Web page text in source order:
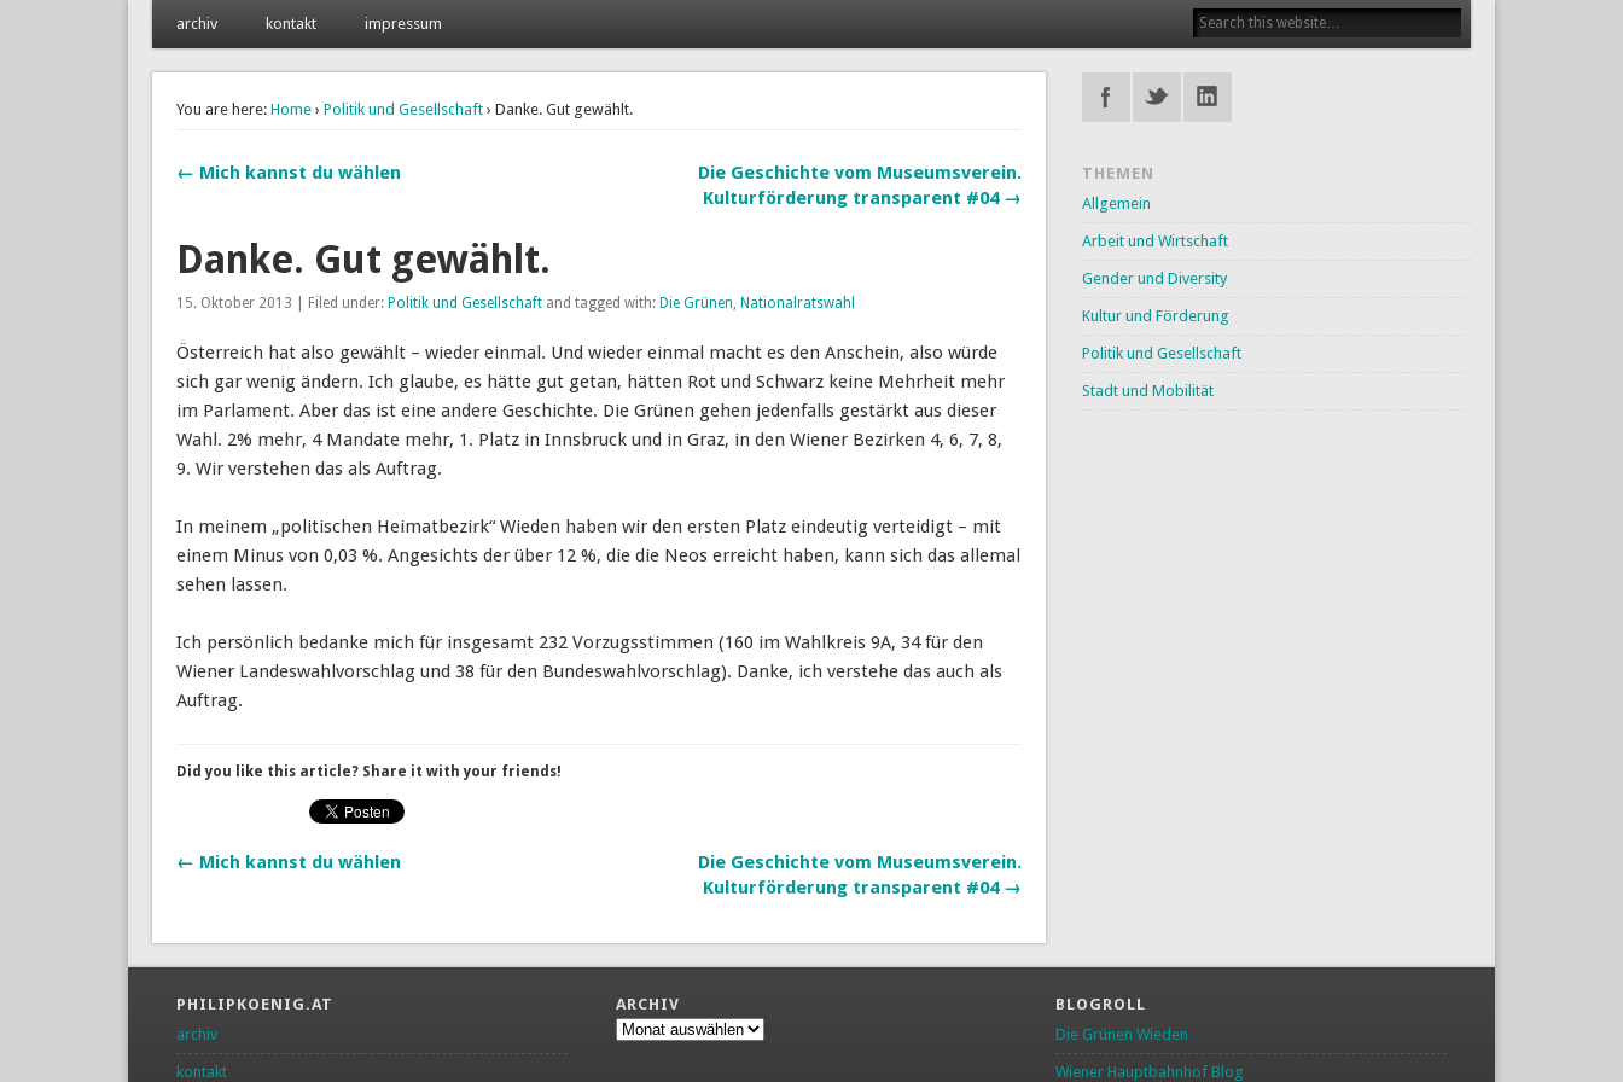
philip könig
archiv kontakt impressum
You are here: Home› Politik und Gesellschaft› Danke. Gut gewählt.
← Mich kannst du wählen
Die Geschichte vom Museumsverein.
Kulturförderung transparent #04 →
Danke. Gut gewählt.
15. Oktober 2013 | Filed under: Politik und Gesellschaftand tagged with: Die Grünen, Nationalratswahl
Österreich hat also gewählt – wieder einmal. Und wieder einmal macht es den Anschein, also würde
sich gar wenig ändern. Ich glaube, es hätte gut getan, hätten Rot und Schwarz keine Mehrheit mehr
im Parlament. Aber das ist eine andere Geschichte. Die Grünen gehen jedenfalls gestärkt aus dieser
Wahl. 2% mehr, 4 Mandate mehr, 1. Platz in Innsbruck und in Graz, in den Wiener Bezirken 4, 6, 7, 8,
9. Wir verstehen das als Auftrag.
In meinem „politischen Heimatbezirk“ Wieden haben wir den ersten Platz eindeutig verteidigt – mit
einem Minus von 0,03 %. Angesichts der über 12 %, die die Neos erreicht haben, kann sich das allemal
sehen lassen.
Ich persönlich bedanke mich für insgesamt 232 Vorzugsstimmen (160 im Wahlkreis 9A, 34 für den
Wiener Landeswahlvorschlag und 38 für den Bundeswahlvorschlag). Danke, ich verstehe das auch als
Auftrag.
Did you like this article? Share it with your friends!
← Mich kannst du wählen
Die Geschichte vom Museumsverein.
Kulturförderung transparent #04 →
THEMEN
Allgemein
Arbeit und Wirtschaft
Gender und Diversity
Kultur und Förderung
Politik und Gesellschaft
Stadt und Mobilität
PHILIPKOENIG.AT
archiv
kontakt
ARCHIV
Archiv
BLOGROLL
Die Grünen Wieden
Wiener Hauptbahnhof Blog